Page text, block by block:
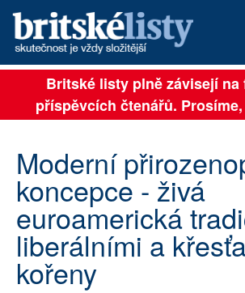
AKTUÁLNÍ VYDÁNÍ
ARCHIV
TÉMATA
AUTOŘI
PŘÍSPĚVKY NA PROVOZ
SOCIÁLNÍ SÍTĚ
Britské listy plně závisejí na
příspěvcích čtenářů.
Moderní
koncepce - živá
euroamerická
liberálními a
kořeny